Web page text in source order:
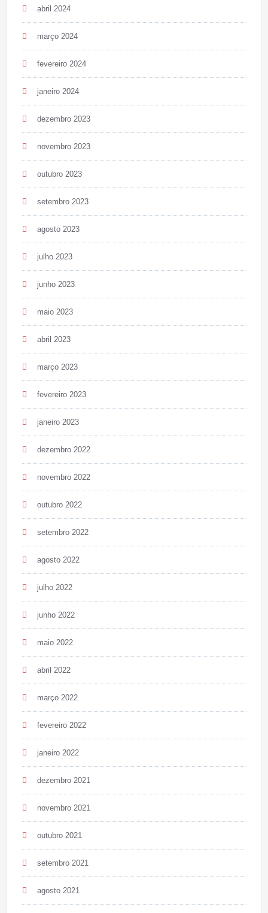
abril 2024
março 2024
fevereiro 2024
janeiro 2024
dezembro 2023
novembro 2023
outubro 2023
setembro 2023
agosto 2023
julho 2023
junho 2023
maio 2023
abril 2023
março 2023
fevereiro 2023
janeiro 2023
dezembro 2022
novembro 2022
outubro 2022
setembro 2022
agosto 2022
julho 2022
junho 2022
maio 2022
abril 2022
março 2022
fevereiro 2022
janeiro 2022
dezembro 2021
novembro 2021
outubro 2021
setembro 2021
agosto 2021